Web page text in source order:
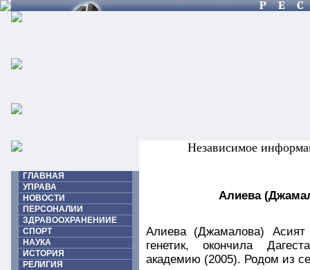
Независимое
ГЛАВНАЯ
УПРАВА
НОВОСТИ
ПЕРСОНАЛИИ
ЗДРАВООХРАНЕНИИЕ
СПОРТ
НАУКА
ИСТОРИЯ
РЕЛИГИЯ
Алиева
Алиева (Джамалова) Асият
генетик, окончила
академию (2005). Родом из